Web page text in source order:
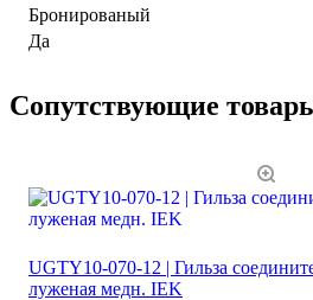
Бронированый
Да
Сопутствующие
UGTY10-070-12 | Гильза
луженая медн. IEK